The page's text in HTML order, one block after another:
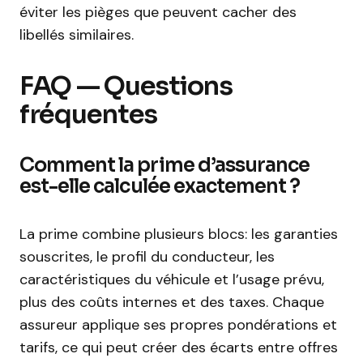
éviter les pièges que peuvent cacher des
libellés similaires.
FAQ — Questions
fréquentes
Comment la prime d’assurance
est-elle calculée exactement ?
La prime combine plusieurs blocs: les garanties
souscrites, le profil du conducteur, les
caractéristiques du véhicule et l’usage prévu,
plus des coûts internes et des taxes. Chaque
assureur applique ses propres pondérations et
tarifs, ce qui peut créer des écarts entre offres